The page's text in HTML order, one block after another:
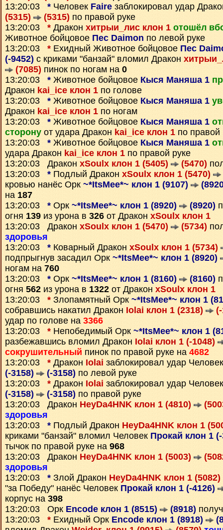
13:20:03 * Человек Faire заблокировал удар
(5315)
(5315) по правой руке
13:20:03 * Дракон хитрыи_лис клон 1 отошёл
Животное бойцовое Пес Daimon по левой руке
13:20:03 * Ехидный Животное бойцовое Пес
(-9452) с криками "банзай" вломил Дракон
(7085) пинок по ногам на 0
13:20:03 * Животное бойцовое Кыся Маняша 1
Дракон kai_ice клон 1 по голове
13:20:03 * Животное бойцовое Кыся Маняша 1
Дракон kai_ice клон 1 по ногам
13:20:03 * Животное бойцовое Кыся Маняша 1
сторону от удара Дракон kai_ice клон 1 по правой
13:20:03 * Животное бойцовое Кыся Маняша 1
удара Дракон kai_ice клон 1 по правой руке
13:20:03 Дракон xSoulx клон 1 (5405) (5470)
13:20:03 * Подлый Дракон xSoulx клон 1 (5470)
кровью нанёс Орк ~*ItsMee*~ клон 1 (9107)
на 187
13:20:03 * Орк ~*ItsMee*~ клон 1 (8920) (8920)
огня 139 из урона в 326 от Дракон xSoulx клон 1
13:20:03 Дракон xSoulx клон 1 (5470) (5734)
здоровья
13:20:03 * Коварный Дракон xSoulx клон 1 (5734)
подпрыгнув засадил Орк ~*ItsMee*~ клон 1 (8920)
ногам на 760
13:20:03 * Орк ~*ItsMee*~ клон 1 (8160) (8160)
огня 562 из урона в 1322 от Дракон xSoulx клон 1
13:20:03 * Злопамятный Орк ~*ItsMee*~ клон 1
собравшись накатил Дракон Iolai клон 1 (2318)
удар по голове на 3366
13:20:03 * Непобедимый Орк ~*ItsMee*~ клон 1
разбежавшись вломил Дракон Iolai клон 1 (-1048)
сокрушительный пинок по правой руке на 4682
13:20:03 * Дракон Iolai заблокировал удар
(-3158)
(-3158) по левой руке
13:20:03 * Дракон Iolai заблокировал удар
(-3158)
(-3158) по правой руке
13:20:03 Дракон HeyDa4HNK клон 1 (4810)
здоровья
13:20:03 * Подлый Дракон HeyDa4HNK клон 1
криками "банзай" вломил Человек Прокай клон 1
тычок по правой руке на 968
13:20:03 Дракон HeyDa4HNK клон 1 (5003)
здоровья
13:20:03 * Злой Дракон HeyDa4HNK клон 1 (5082)
"за Победу" нанёс Человек Прокай клон 1 (-4126)
корпус на 398
13:20:03 Орк Encode клон 1 (8515) (8918)
13:20:03 * Ехидный Орк Encode клон 1 (8918)